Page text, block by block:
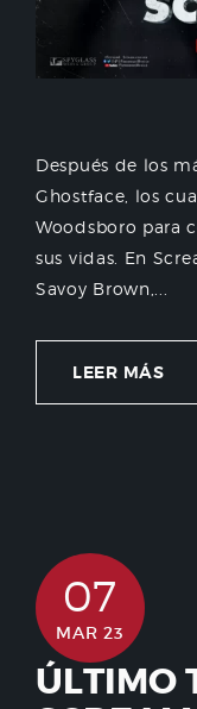
Después de los
Ghostface, los
Woodsboro para
sus vidas. En
Savoy Brown,...
LEER MÁS
07
MAR 23
ÚLTIMO